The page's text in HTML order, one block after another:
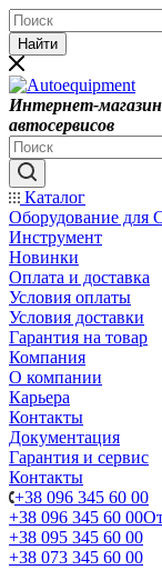
Найти
Интернет-
автосервисов
Каталог
Оборудование для
Инструмент
Новинки
Оплата и доставка
Условия оплаты
Условия доставки
Гарантия на товар
Компания
О компании
Карьера
Контакты
Документация
Гарантия и сервис
Контакты
+38 096 345 60 00
+38 096 345 60 00
+38 095 345 60 00
+38 073 345 60 00